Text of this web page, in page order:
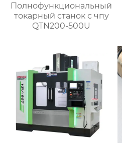
Полнофункциональный
токарный станок с чпу
QTN200-500U